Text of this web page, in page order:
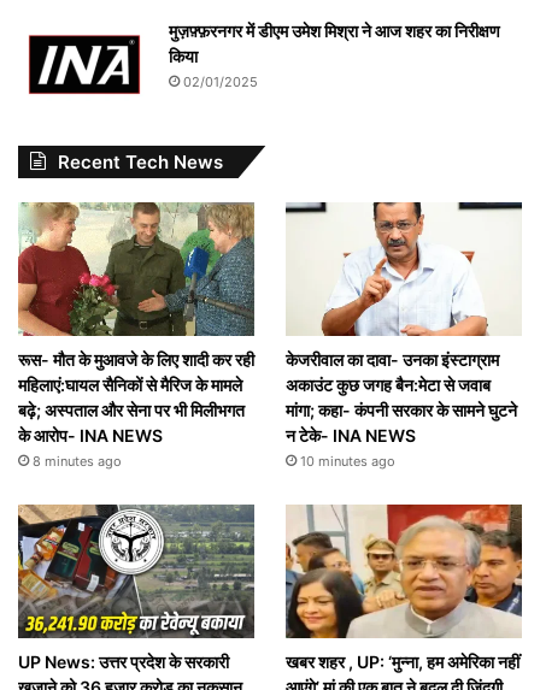
मुज़फ़्फ़रनगर में डीएम उमेश मिश्रा ने आज शहर का निरीक्षण
किया
02/01/2025
Recent Tech News
रूस- मौत के मुआवजे के लिए शादी कर रही
महिलाएं:घायल सैनिकों से मैरिज के मामले
बढ़े; अस्पताल और सेना पर भी मिलीभगत
के आरोप- INA NEWS
8 minutes ago
केजरीवाल का दावा- उनका इंस्टाग्राम
अकाउंट कुछ जगह बैन:मेटा से जवाब
मांगा; कहा- कंपनी सरकार के सामने घुटने
न टेके- INA NEWS
10 minutes ago
UP News: उत्तर प्रदेश के सरकारी
खबर शहर , UP: ‘मुन्ना, हम अमेरिका नहीं